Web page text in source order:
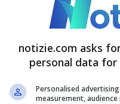
a Cuba
raggiungere un
notizie.com asks
personal data
Personalised
measurement,